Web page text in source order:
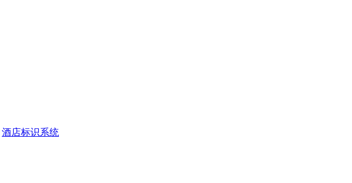
酒店标识系统